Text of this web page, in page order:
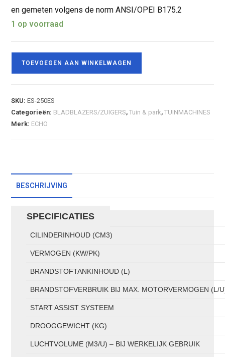
en gemeten volgens de norm ANSI/OPEI B175.2
1 op voorraad
TOEVOEGEN AAN WINKELWAGEN
SKU:ES-250ES
Categorieën: BLADBLAZERS/ZUIGERS,Tuin & park,TUINMACHINES
Merk: ECHO
BESCHRIJVING
SPECIFICATIES
CILINDERINHOUD (CM3)
VERMOGEN (KW/PK)
BRANDSTOFTANKINHOUD (L)
BRANDSTOFVERBRUIK BIJ MAX. MOTORVERMOGEN (L/
START ASSIST SYSTEEM
DROOGGEWICHT (KG)
LUCHTVOLUME (M3/U) – BIJ WERKELIJK GEBRUIK